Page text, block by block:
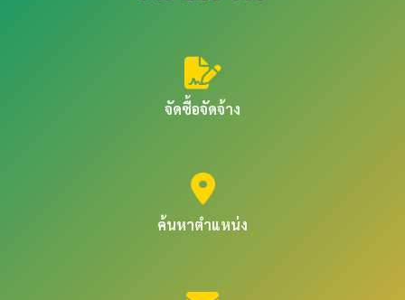
จัดซื้อจัดจ้าง
ค้นหาตำแหน่ง